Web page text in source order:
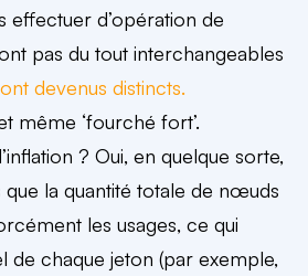
effectuer d’opération de
pas du tout interchangeables
devenus distincts.
même ‘fourché fort’.
? Oui, en quelque sorte,
que la quantité totale de nœuds
les usages, ce qui
de chaque jeton (par exemple,